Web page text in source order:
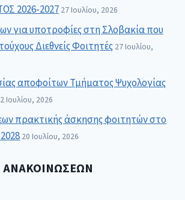
2026-2027 27 Ιουλίου, 2026
για υποτροφίες στη Σλοβακία που
Διεθνείς Φοιτητές 27 Ιουλίου,
αποφοίτων Τμήματος Ψυχολογίας
Ιουλίου, 2026
πρακτικής άσκησης φοιτητών στο
20 Ιουλίου, 2026
ΑΝΑΚΟΙΝΏΣΕΩΝ